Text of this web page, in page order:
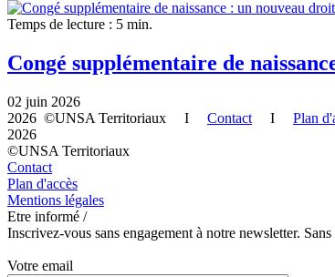
Temps de lecture : 5 min.
Congé supplémentaire de
02 juin 2026
2026 ©UNSA Territoriaux I Contact I Plan
2026
©UNSA Territoriaux
Contact
Plan d'accès
Mentions légales
Etre informé /
Inscrivez-vous sans engagement à notre newsletter.
Votre email